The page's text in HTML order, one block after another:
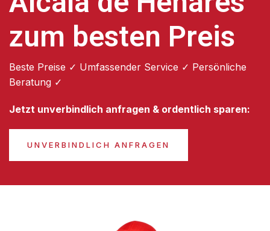
zum besten Preis
Beste Preise ✓ Umfassender Service ✓ Persönliche
Beratung ✓
Jetzt unverbindlich anfragen & ordentlich sparen:
UNVERBINDLICH ANFRAGEN